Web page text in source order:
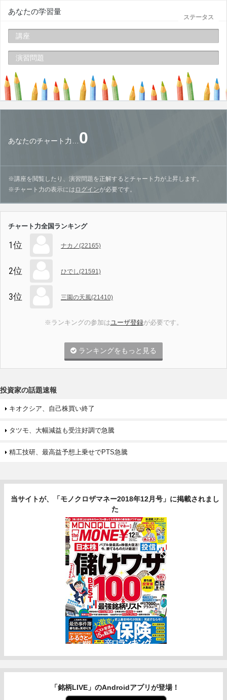
ステータス
あなたの学習量
講座
演習問題
あなたのチャート力… 0
※講座を閲覧したり、演習問題を正解するとチャート力が上昇します。
※チャート力の表示には ログインが必要です。
チャート力全国ランキング
1位 ナカノ(22165)
2位 ひでし(21591)
3位 三園の天風(21410)
※ランキングの参加はユーザ登録が必要です。
ランキングをもっと見る
投資家の話題速報
キオクシア、自己株買い終了
タツモ、大幅減益も受注好調で急騰
精工技研、最高益予想上乗せでPTS急騰
当サイトが、「モノクロザマネー2018年12月号」に掲載されまし
た
「銘柄LIVE」のAndroidアプリが登場！